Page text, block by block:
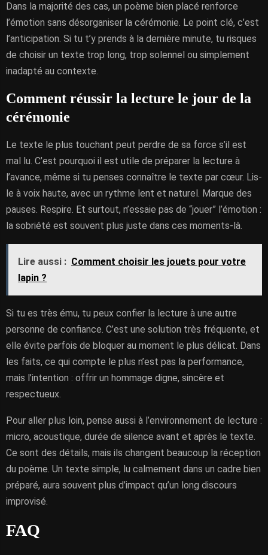
Dans la majorité des cas, un poème bien placé renforce
l’émotion sans désorganiser la cérémonie. Le point clé, c’est
l’anticipation. Si tu t’y prends à la dernière minute, tu risques
de choisir un texte trop long, trop solennel ou simplement
inadapté au contexte.
Comment réussir la lecture le jour de la
cérémonie
Le texte le plus touchant peut perdre de sa force s’il est
mal lu. C’est pourquoi il est utile de préparer la lecture à
l’avance, même si tu penses connaître le texte par cœur. Lis-
le à voix haute, avec un rythme lent et naturel. Marque des
pauses. Respire. Et surtout, n’essaie pas de “jouer” l’émotion :
la sobriété est souvent plus juste dans ces moments-là.
Lire aussi : Comment choisir les jouets pour votre
lapin ?
Si tu es très ému, tu peux confier la lecture à une autre
personne de confiance. C’est une solution très fréquente, et
elle évite parfois de bloquer au moment le plus délicat. Dans
les faits, ce qui compte le plus n’est pas la performance,
mais l’intention : offrir un hommage digne, sincère et
respectueux.
Pour aller plus loin, pense aussi à l’environnement de lecture :
micro, acoustique, durée de silence avant et après le texte.
Ce sont des détails, mais ils changent beaucoup la réception
du poème. Un texte simple, lu calmement dans un cadre bien
préparé, aura souvent plus d’impact qu’un long discours
improvisé.
FAQ